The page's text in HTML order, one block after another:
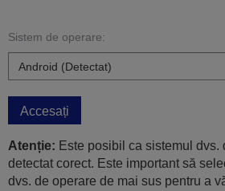
Sistem de operare:
Accesați
Atenție: Este posibil ca sistemul dvs.
detectat corect. Este important să
dvs. de operare de mai sus pentru a